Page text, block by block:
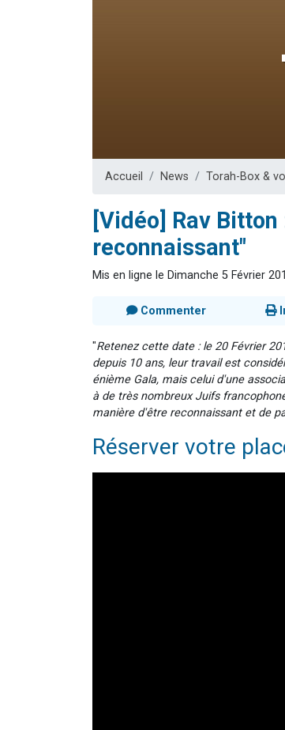
Accueil News Torah-Box &
[Vidéo] Rav
reconnaissant"
Mis en ligne le Dimanche 5 Février
Commenter
"Retenez cette date : le 20 Février
depuis 10 ans, leur travail est
énième Gala, mais celui d'une
à de très nombreux Juifs
manière d'être reconnaissant et de
Réserver votre